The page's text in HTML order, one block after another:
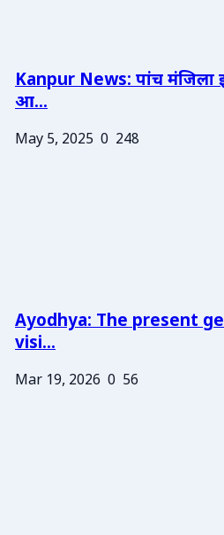
Kanpur News: पांच मंजिला
आ...
May 5, 2025 0 248
Ayodhya: The present
visi...
Mar 19, 2026 0 56